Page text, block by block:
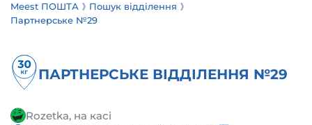
Meest ПОШТА
Пошук відділення
Партнерське №29
ПАРТНЕРСЬКЕ ВІДДІЛЕННЯ №29
Rozetka, на касі